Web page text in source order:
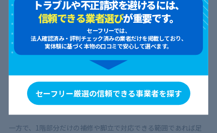
足場が必要かどうか
雨樋の修理や交換は高所での作業になるため、2階建て以上の住
宅や屋根の勾配が急な建物では足場の設置が必須となります。足
場を組むだけで10万円以上かかるケースもあり、費用の大部分を
占めることもあります。
一方で、1階部分だけの補修や脚立で対応できる範囲であれば足
トラブルや不正請求を避けるには、
信頼できる業者選びが重要です。
セーフリーでは、
法人確認済み・評判チェック済みの業者だけを掲載しており、
実体験に基づく本物の口コミで安心して選べます。
セーフリー厳選の信頼できる事業者を探す